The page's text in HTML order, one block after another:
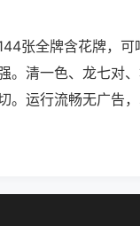
张全牌含花牌，可
。清一色、龙七对
。运行流畅无广告